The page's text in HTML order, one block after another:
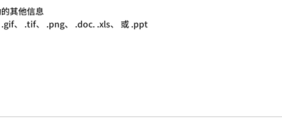
其他信息
、 .tif、 .png、 .doc. .xls、 或 .ppt